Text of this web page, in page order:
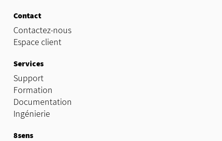
Contact
Contactez-nous
Espace client
Services
Support
Formation
Documentation
Ingénierie
8sens